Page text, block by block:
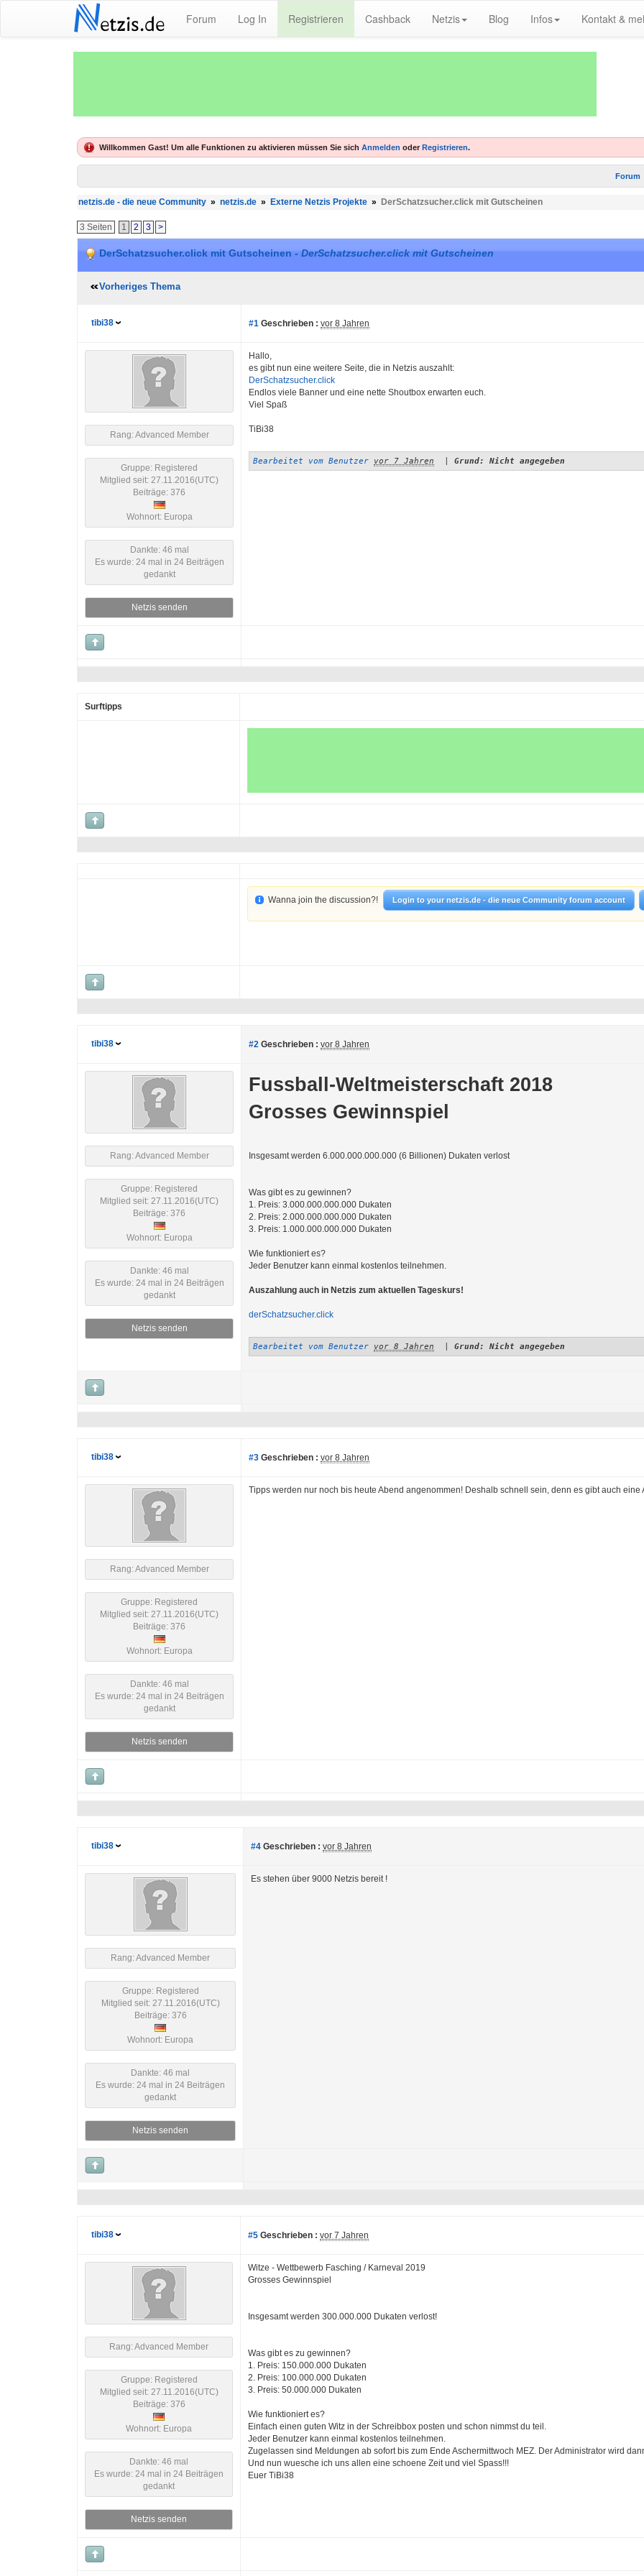
Netzis.de Forum Log In Registrieren Cashback Netzis Blog Infos Kontakt &
Willkommen Gast! Um alle Funktionen zu aktivieren müssen Sie sich Anmelden oder Registrieren.
Forum
netzis.de - die neue Community » netzis.de » Externe Netzis Projekte » DerSchatzsucher.click mit Gutscheinen
3 Seiten 1 2 3 >
DerSchatzsucher.click mit Gutscheinen -DerSchatzsucher.click mit Gutscheinen
Vorheriges Thema
tibi38 #1 Geschrieben : vor 8 Jahren
Rang: Advanced Member
Gruppe: Registered
Mitglied seit: 27.11.2016(UTC)
Beiträge: 376
Wohnort: Europa
Dankte: 46 mal
Es wurde: 24 mal in 24 Beiträgen
gedankt
Netzis senden
Hallo,
es gibt nun eine weitere Seite, die in Netzis auszahlt:
DerSchatzsucher.click
Endlos viele Banner und eine nette Shoutbox erwarten euch.
Viel Spaß
TiBi38
Bearbeitet vom Benutzer vor 7 Jahren Grund: Nicht angegeben
Surftipps
Wanna join the discussion?! Login to your netzis.de - die neue Community forum account
tibi38 #2 Geschrieben : vor 8 Jahren
Rang: Advanced Member
Gruppe: Registered
Mitglied seit: 27.11.2016(UTC)
Beiträge: 376
Wohnort: Europa
Dankte: 46 mal
Es wurde: 24 mal in 24 Beiträgen
gedankt
Netzis senden
Fussball-Weltmeisterschaft 2018
Grosses Gewinnspiel
Insgesamt werden 6.000.000.000.000 (6 Billionen) Dukaten verlost
Was gibt es zu gewinnen?
1. Preis: 3.000.000.000.000 Dukaten
2. Preis: 2.000.000.000.000 Dukaten
3. Preis: 1.000.000.000.000 Dukaten
Wie funktioniert es?
Jeder Benutzer kann einmal kostenlos teilnehmen.
Auszahlung auch in Netzis zum aktuellen Tageskurs!
derSchatzsucher.click
Bearbeitet vom Benutzer vor 8 Jahren Grund: Nicht angegeben
tibi38 #3 Geschrieben : vor 8 Jahren
Rang: Advanced Member
Gruppe: Registered
Mitglied seit: 27.11.2016(UTC)
Beiträge: 376
Wohnort: Europa
Dankte: 46 mal
Es wurde: 24 mal in 24 Beiträgen
gedankt
Netzis senden
Tipps werden nur noch bis heute Abend angenommen! Deshalb schnell sein, denn es gibt auch eine
tibi38 #4 Geschrieben : vor 8 Jahren
Rang: Advanced Member
Gruppe: Registered
Mitglied seit: 27.11.2016(UTC)
Beiträge: 376
Wohnort: Europa
Dankte: 46 mal
Es wurde: 24 mal in 24 Beiträgen
gedankt
Netzis senden
Es stehen über 9000 Netzis bereit !
tibi38 #5 Geschrieben : vor 7 Jahren
Rang: Advanced Member
Gruppe: Registered
Mitglied seit: 27.11.2016(UTC)
Beiträge: 376
Wohnort: Europa
Dankte: 46 mal
Es wurde: 24 mal in 24 Beiträgen
gedankt
Netzis senden
Witze - Wettbewerb Fasching / Karneval 2019
Grosses Gewinnspiel
Insgesamt werden 300.000.000 Dukaten verlost!
Was gibt es zu gewinnen?
1. Preis: 150.000.000 Dukaten
2. Preis: 100.000.000 Dukaten
3. Preis: 50.000.000 Dukaten
Wie funktioniert es?
Einfach einen guten Witz in der Schreibbox posten und schon nimmst du teil.
Jeder Benutzer kann einmal kostenlos teilnehmen.
Zugelassen sind Meldungen ab sofort bis zum Ende Aschermittwoch MEZ. Der Administrator wird
Und nun wuesche ich uns allen eine schoene Zeit und viel Spass!!!
Euer TiBi38